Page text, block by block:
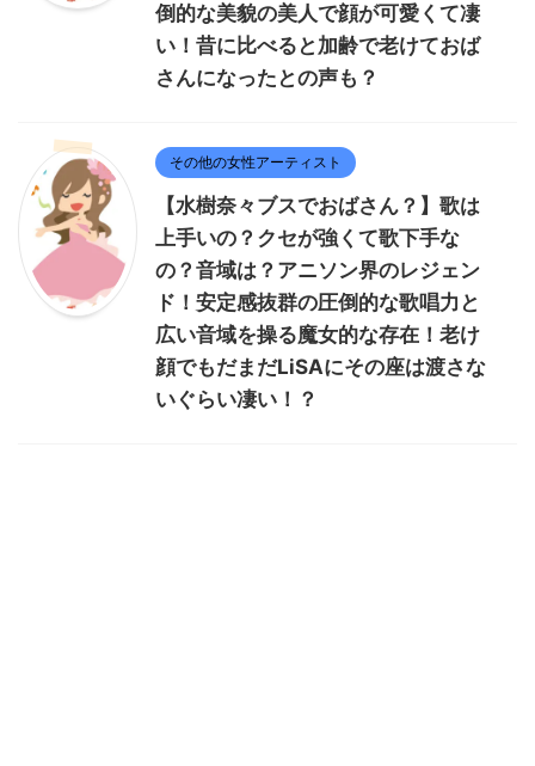
倒的な美貌の美人で顔が可愛くて凄
い！昔に比べると加齢で老けておば
さんになったとの声も？
その他の女性アーティスト
【水樹奈々ブスでおばさん？】歌は
上手いの？クセが強くて歌下手な
の？音域は？アニソン界のレジェン
ド！安定感抜群の圧倒的な歌唱力と
広い音域を操る魔女的な存在！老け
顔でもだまだLiSAにその座は渡さな
いぐらい凄い！？